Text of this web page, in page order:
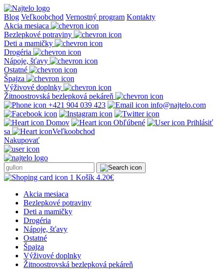
Prejsť
na
obsah
Blog Veľkoobchod Vernostný program Kontakty
Akcia mesiaca
Bezlepkové potraviny
Deti a mamičky
Drogéria
Nápoje, šťavy
Ostatné
Špajza
Výživové doplnky
Žitnoostrovská bezlepková pekáreň
+421 904 039 423
info@najtelo.com
Domov Obľúbené
Prihlásiť
sa
Veľkoobchod
Nakupovať
1 Košík 4.20€
Akcia mesiaca
Bezlepkové potraviny
Deti a mamičky
Drogéria
Nápoje, šťavy
Ostatné
Špajza
Výživové doplnky
Žitnoostrovská bezlepková pekáreň